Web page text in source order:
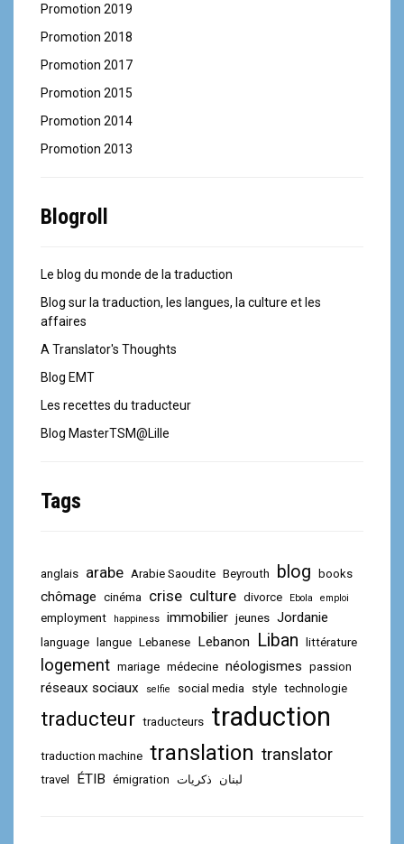
Promotion 2019
Promotion 2018
Promotion 2017
Promotion 2015
Promotion 2014
Promotion 2013
Blogroll
Le blog du monde de la traduction
Blog sur la traduction, les langues, la culture et les
affaires
A Translator's Thoughts
Blog EMT
Les recettes du traducteur
Blog MasterTSM@Lille
Tags
anglais arabe Arabie Saoudite Beyrouth blog books
chômage cinéma crise culture divorce Ebola emploi
employment happiness immobilier jeunes Jordanie
language langue Lebanese Lebanon Liban littérature
logement mariage médecine néologismes passion
réseaux sociaux selfie social media style technologie
traducteur traducteurs traduction
traduction machine translation translator
travel ÉTIB émigration ذكريات لبنان